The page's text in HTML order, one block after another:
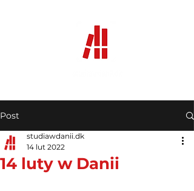
Post
14 luty w Danii
studiawdanii.dk
14 lut 2022